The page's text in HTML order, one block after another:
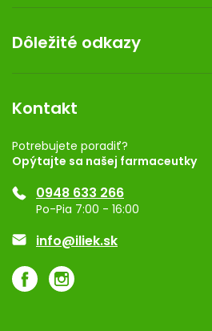
Doprava a platba
Darček k nákupu
Kontakt
Dermocentrum
Dôležité odkazy
Rozhodnutie na prevádzku
Registrácia
Ponuka pre firmy
Značky
Kontakt
Potrebujete poradiť?
Opýtajte sa našej farmaceutky
0948 633 266
Po-Pia 7:00 - 16:00
info@iliek.sk